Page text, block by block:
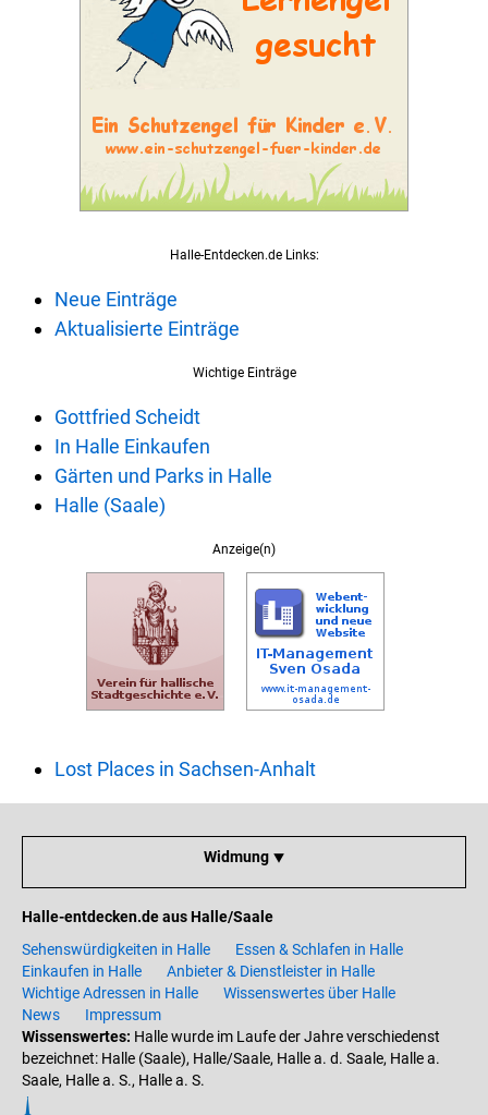
Halle-Entdecken.de Links:
Neue Einträge
Aktualisierte Einträge
Wichtige Einträge
Gottfried Scheidt
In Halle Einkaufen
Gärten und Parks in Halle
Halle (Saale)
Anzeige(n)
Lost Places in Sachsen-Anhalt
Widmung ⯆
Halle-entdecken.de aus Halle/Saale
Sehenswürdigkeiten in Halle
Essen & Schlafen in Halle
Einkaufen in Halle
Anbieter & Dienstleister in Halle
Wichtige Adressen in Halle
Wissenswertes über Halle
News
Impressum
Wissenswertes: Halle wurde im Laufe der Jahre verschiedenst
bezeichnet: Halle (Saale), Halle/Saale, Halle a. d. Saale, Halle a.
Saale, Halle a. S., Halle a. S.